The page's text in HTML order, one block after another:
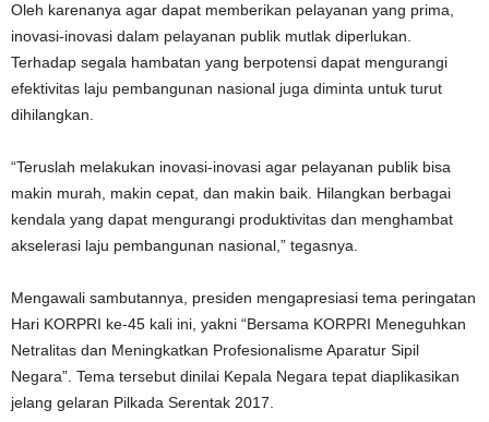
Oleh karenanya agar dapat memberikan pelayanan yang prima,
inovasi-inovasi dalam pelayanan publik mutlak diperlukan.
Terhadap segala hambatan yang berpotensi dapat mengurangi
efektivitas laju pembangunan nasional juga diminta untuk turut
dihilangkan.
“Teruslah melakukan inovasi-inovasi agar pelayanan publik bisa
makin murah, makin cepat, dan makin baik. Hilangkan berbagai
kendala yang dapat mengurangi produktivitas dan menghambat
akselerasi laju pembangunan nasional,” tegasnya.
Mengawali sambutannya, presiden mengapresiasi tema peringatan
Hari KORPRI ke-45 kali ini, yakni “Bersama KORPRI Meneguhkan
Netralitas dan Meningkatkan Profesionalisme Aparatur Sipil
Negara”. Tema tersebut dinilai Kepala Negara tepat diaplikasikan
jelang gelaran Pilkada Serentak 2017.